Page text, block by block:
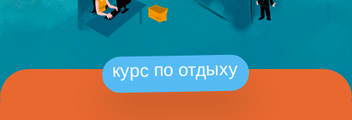
курс по отдыху